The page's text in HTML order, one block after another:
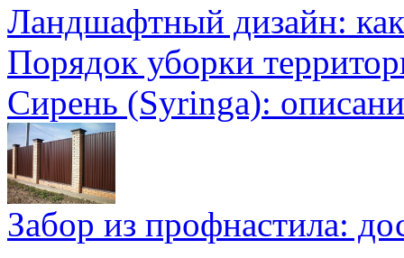
Ландшафтный дизайн: как
Порядок уборки
Сирень (Syringa):
Забор из профнастила: